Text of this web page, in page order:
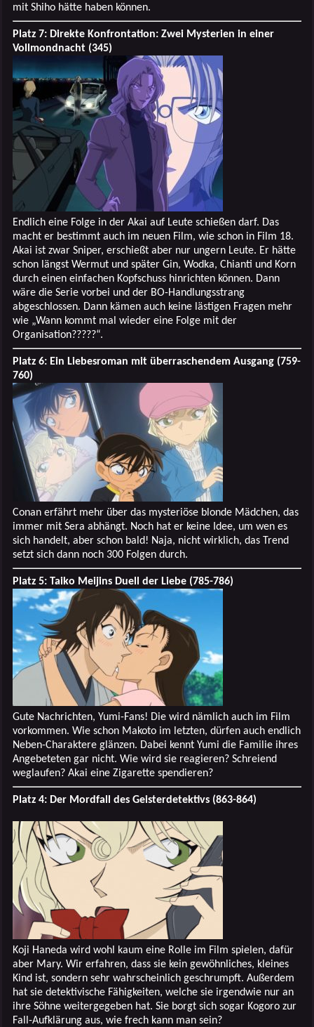
mit Shiho hätte haben können.
Platz 7: Direkte Konfrontation: Zwei Mysterien in einer
Vollmondnacht (345)
Endlich eine Folge in der Akai auf Leute schießen darf. Das
macht er bestimmt auch im neuen Film, wie schon in Film 18.
Akai ist zwar Sniper, erschießt aber nur ungern Leute. Er hätte
schon längst Wermut und später Gin, Wodka, Chianti und Korn
durch einen einfachen Kopfschuss hinrichten können. Dann
wäre die Serie vorbei und der BO-Handlungsstrang
abgeschlossen. Dann kämen auch keine lästigen Fragen mehr
wie „Wann kommt mal wieder eine Folge mit der
Organisation?????“.
Platz 6: Ein Liebesroman mit überraschendem Ausgang (759-
760)
Conan erfährt mehr über das mysteriöse blonde Mädchen, das
immer mit Sera abhängt. Noch hat er keine Idee, um wen es
sich handelt, aber schon bald! Naja, nicht wirklich, das Trend
setzt sich dann noch 300 Folgen durch.
Platz 5: Taiko Meijins Duell der Liebe (785-786)
Gute Nachrichten, Yumi-Fans! Die wird nämlich auch im Film
vorkommen. Wie schon Makoto im letzten, dürfen auch endlich
Neben-Charaktere glänzen. Dabei kennt Yumi die Familie ihres
Angebeteten gar nicht. Wie wird sie reagieren? Schreiend
weglaufen? Akai eine Zigarette spendieren?
Platz 4: Der Mordfall des Geisterdetektivs (863-864)
Koji Haneda wird wohl kaum eine Rolle im Film spielen, dafür
aber Mary. Wir erfahren, dass sie kein gewöhnliches, kleines
Kind ist, sondern sehr wahrscheinlich geschrumpft. Außerdem
hat sie detektivische Fähigkeiten, welche sie irgendwie nur an
ihre Söhne weitergegeben hat. Sie borgt sich sogar Kogoro zur
Fall-Aufklärung aus, wie frech kann man sein?